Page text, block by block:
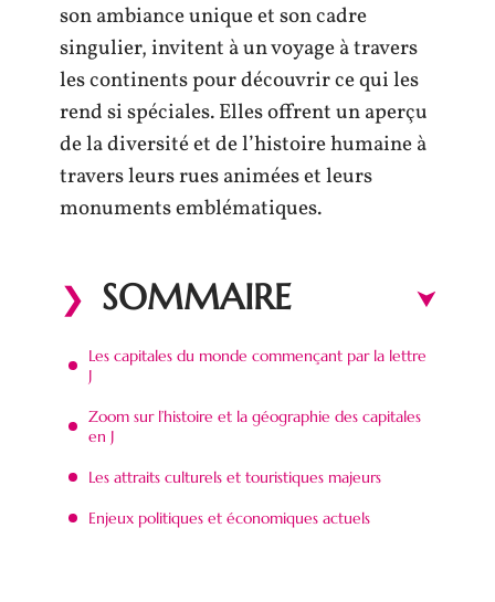
son ambiance unique et son cadre
singulier, invitent à un voyage à travers
les continents pour découvrir ce qui les
rend si spéciales. Elles offrent un aperçu
de la diversité et de l’histoire humaine à
travers leurs rues animées et leurs
monuments emblématiques.
SOMMAIRE
Les capitales du monde commençant par la lettre
J
Zoom sur l’histoire et la géographie des capitales
en J
Les attraits culturels et touristiques majeurs
Enjeux politiques et économiques actuels